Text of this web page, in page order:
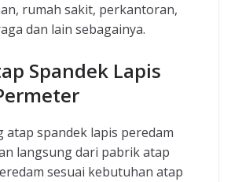
rumah sakit, perkantoran,
dan lain sebagainya.
Spandek Lapis
atap spandek lapis peredam
langsung dari pabrik atap
sesuai kebutuhan atap